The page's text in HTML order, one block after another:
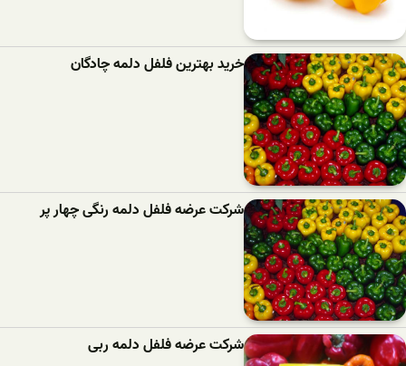
خرید بهترین فلفل دلمه‌ چادگان
شرکت عرضه فلفل دلمه رنگی چهار پر
شرکت عرضه فلفل دلمه ربی